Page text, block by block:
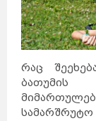
რაც
ბათუმის